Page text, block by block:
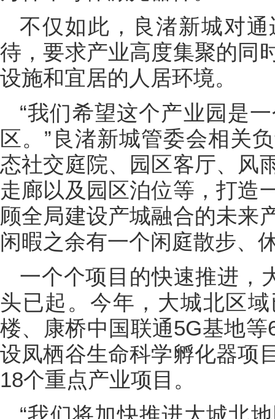
不仅如此，良渚新城对
待，要求产业高度集聚的同
设施和宜居的人居环境。
“我们希望这个产业园是
区。”良渚新城管委会相关
态社交庭院、园区客厅、风
走廊以及园区泊位等，打造
顾全局建设产城融合的未来
闲暇之余有一个闲庭散步、
一个个项目的快速推进，
头已起。今年，大城北区
楼、康桥中国联通5G基地
设凤栖谷生命科学孵化器项
18个重点产业项目。